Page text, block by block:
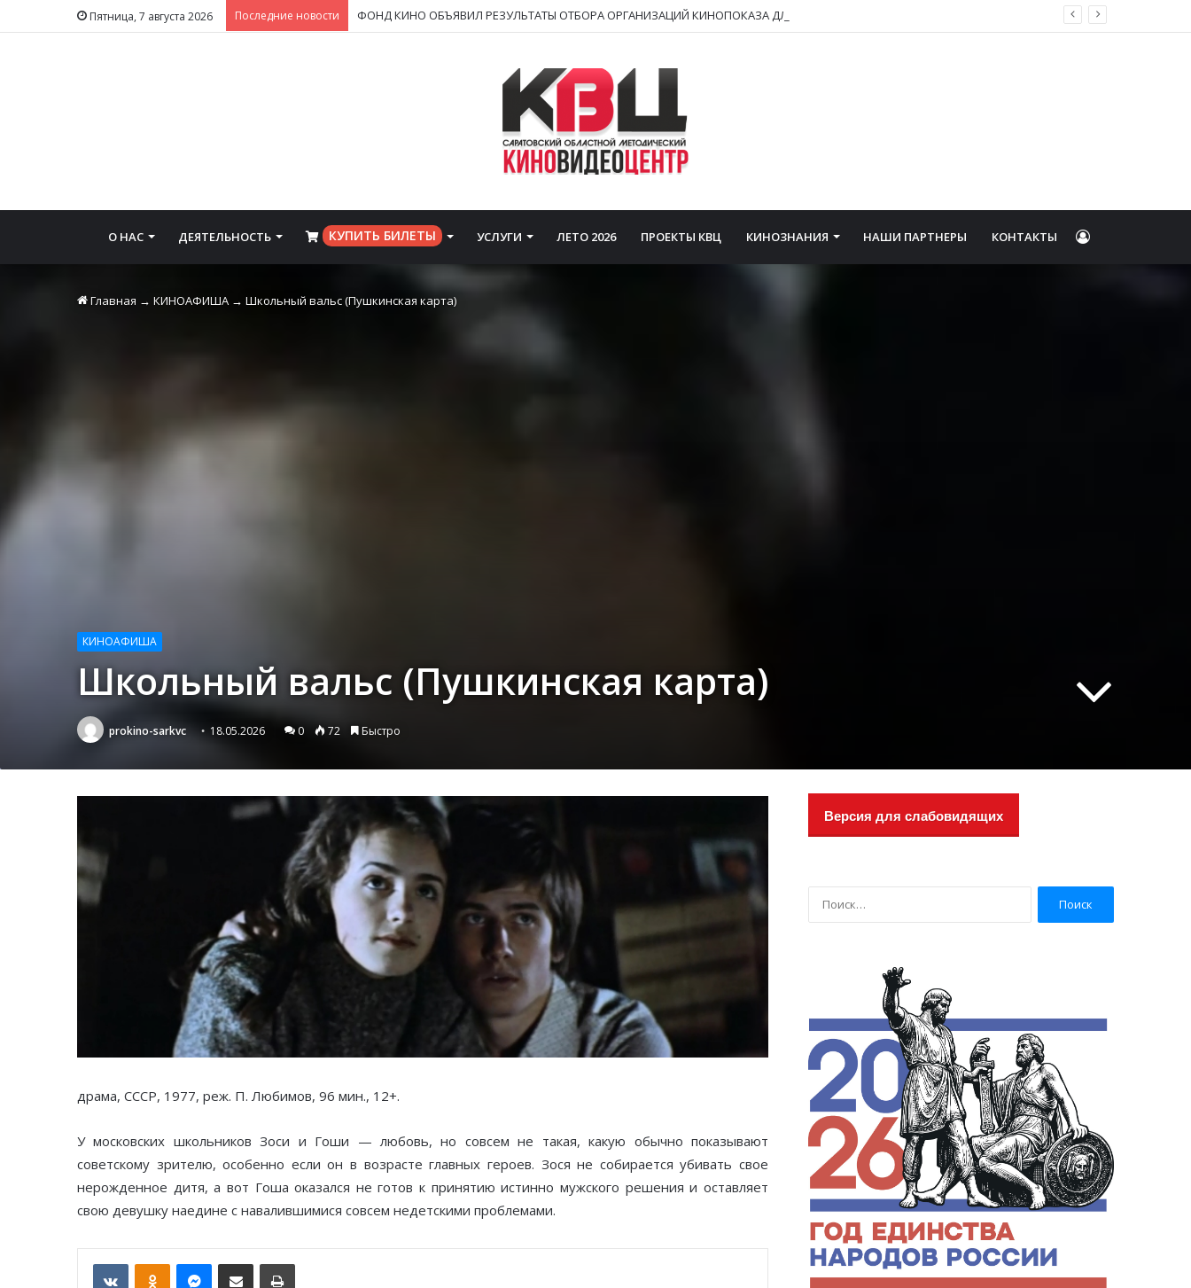
Пятница, 7 августа 2026 Последние новости
О НАС ДЕЯТЕЛЬНОСТЬ ⠀КУПИТЬ БИЛЕТЫ УСЛУГИ ЛЕТО 2026 ПРОЕКТЫ КВЦ КИНОЗНАНИЯ НАШИ ПАРТНЕРЫ КОНТАКТЫ Войти
Главная → КИНОАФИША → Школьный вальс (Пушкинская карта)
КИНОАФИША
Школьный вальс (Пушкинская карта)
prokino-sarkvc 18.05.2026 0 72 Быстро
драма, СССР, 1977, реж. П. Любимов, 96 мин., 12+.
У московских школьников Зоси и Гоши — любовь, но совсем не такая, какую обычно показывают
советскому зрителю, особенно если он в возрасте главных героев. Зося не собирается убивать свое
нерожденное дитя, а вот Гоша оказался не готов к принятию истинно мужского решения и оставляет
свою девушку наедине с навалившимися совсем недетскими проблемами.
VKontakte
Версия для слабовидящих